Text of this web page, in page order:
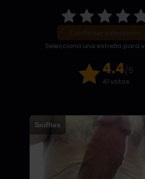
Selecciona una estrella para
4.4/5
41 votos
Sniffies